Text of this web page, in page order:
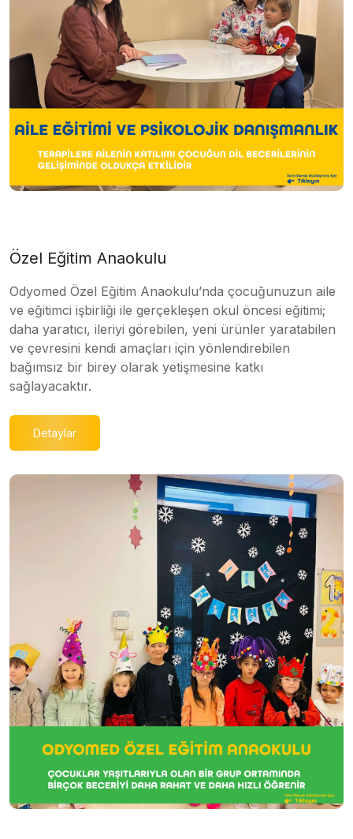
Özel Eğitim Anaokulu
Odyomed Özel Eğitim Anaokulu’nda çocuğunuzun aile
ve eğitimci işbirliği ile gerçekleşen okul öncesi eğitimi;
daha yaratıcı, ileriyi görebilen, yeni ürünler yaratabilen
ve çevresini kendi amaçları için yönlendirebilen
bağımsız bir birey olarak yetişmesine katkı
sağlayacaktır.
Detaylar